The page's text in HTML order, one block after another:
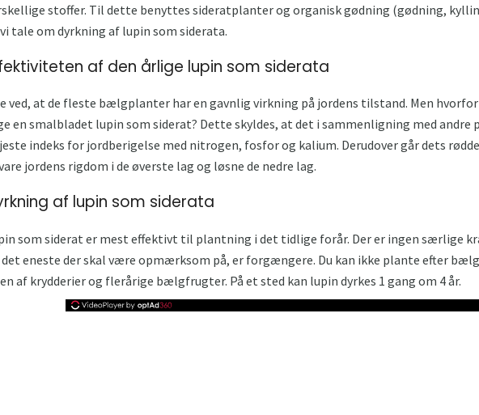
stoffer. Til dette benyttes sideratplanter og organisk gødning (gødning,
tale om dyrkning af lupin som siderata.
af ​​den årlige lupin som siderata
ved, at de fleste bælgplanter har en gavnlig virkning på jordens tilstand. Men
en smalbladet lupin som siderat? Dette skyldes, at det i sammenligning med
indeks for jordberigelse med nitrogen, fosfor og kalium. Derudover går dets
jordens rigdom i de øverste lag og løsne de nedre lag.
af lupin som siderata
som siderat er mest effektivt til plantning i det tidlige forår. Der er ingen særlige
eneste der skal være opmærksom på, er forgængere. Du kan ikke plante efter
af ​​krydderier og flerårige bælgfrugter. På et sted kan lupin dyrkes 1 gang om 4 år.